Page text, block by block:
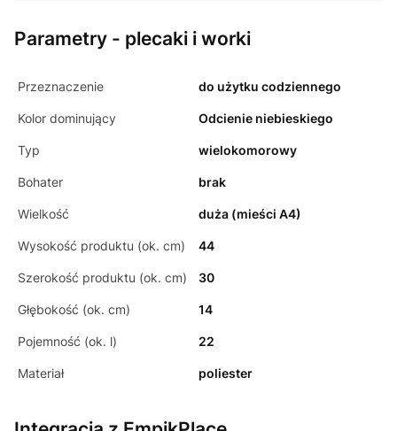
Parametry - plecaki i worki
Przeznaczenie do użytku codziennego
Kolor dominujący Odcienie niebieskiego
Typ wielokomorowy
Bohater brak
Wielkość duża (mieści A4)
Wysokość produktu (ok. cm) 44
Szerokość produktu (ok. cm) 30
Głębokość (ok. cm) 14
Pojemność (ok. l) 22
Materiał poliester